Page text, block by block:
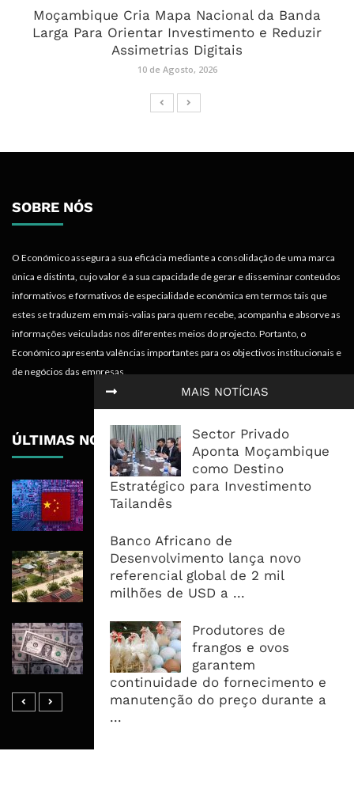
MAIS NOTÍCIAS
Sector Privado
Aponta Moçambique
como Destino
Estratégico para Investimento
Tailandês
Banco Africano de
Desenvolvimento lança novo
referencial global de 2 mil
milhões de USD a ...
Produtores de
frangos e ovos
garantem
continuidade do fornecimento e
manutenção do preço durante a
...
Moçambique Cria Mapa Nacional da Banda
Larga Para Orientar Investimento e Reduzir
Assimetrias Digitais
10 de Agosto, 2026
SOBRE NÓS
O Económico assegura a sua eficácia mediante a consolidação de uma marca
única e distinta, cujo valor é a sua capacidade de gerar e disseminar conteúdos
informativos e formativos de especialidade económica em termos tais que
estes se traduzem em mais-valias para quem recebe, acompanha e absorve as
informações veiculadas nos diferentes meios do projecto. Portanto, o
Económico apresenta valências importantes para os objectivos institucionais e
de negócios das empresas.
ÚLTIMAS NOTÍCIAS
China Põe Mercado de US$28 Biliões
ao Serviço da Corrida Global Pela IA
Mozambique LNG Mobiliza 28 Mil
Kits Solares Para Impulsionar Auto-
Emprego Juvenil em Cabo Delgado
Dólar Perto de Mínimo de Dois
Meses Com Inflação dos EUA a
Dominar Semana Cambial